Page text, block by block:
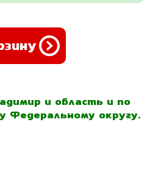
и область и по
Федеральному округу.